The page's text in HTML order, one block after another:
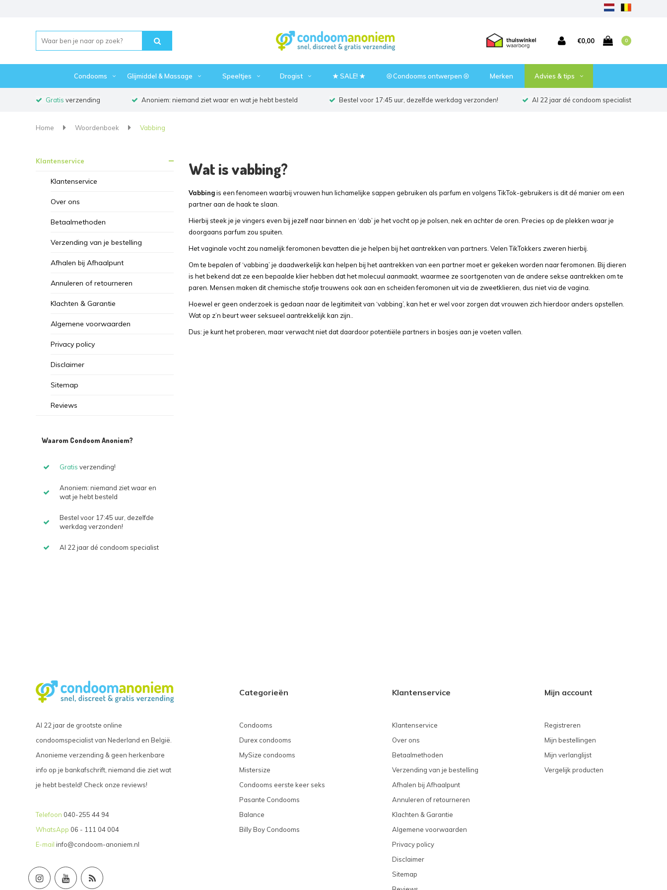
€0,00 0
Condooms Glijmiddel & Massage Speeltjes Drogist ★ SALE! ★ ⦾ Condooms ontwerpen ⦾ Merken Advies & tips
Gratis verzending Anoniem: niemand ziet waar en wat je hebt besteld Bestel voor 17:45 uur, dezelfde werkdag verzonden! Al 22 jaar dé condoom specialist
Home Woordenboek Vabbing
Klantenservice
Klantenservice
Over ons
Betaalmethoden
Verzending van je bestelling
Afhalen bij Afhaalpunt
Annuleren of retourneren
Klachten & Garantie
Algemene voorwaarden
Privacy policy
Disclaimer
Sitemap
Reviews
Waarom Condoom Anoniem?
Gratis verzending!
Anoniem: niemand ziet waar en
wat je hebt besteld
Bestel voor 17:45 uur, dezelfde
werkdag verzonden!
Al 22 jaar dé condoom specialist
Wat is vabbing?
Vabbingis een fenomeen waarbij vrouwen hun lichamelijke sappen gebruiken als parfum en volgens TikTok-gebruikers is dit dé manier om een
partner aan de haak te slaan.
Hierbij steek je je vingers even bij jezelf naar binnen en ‘dab’ je het vocht op je polsen, nek en achter de oren. Precies op de plekken waar je
doorgaans parfum zou spuiten.
Het vaginale vocht zou namelijk feromonen bevatten die je helpen bij het aantrekken van partners. Velen TikTokkers zweren hierbij.
Om te bepalen of ‘vabbing’ je daadwerkelijk kan helpen bij het aantrekken van een partner moet er gekeken worden naar feromonen. Bij dieren
is het bekend dat ze een bepaalde klier hebben dat het molecuul aanmaakt, waarmee ze soortgenoten van de andere sekse aantrekken om te
paren. Mensen maken dit chemische stofje trouwens ook aan en scheiden feromonen uit via de zweetklieren, dus niet via de vagina.
Hoewel er geen onderzoek is gedaan naar de legitimiteit van ‘vabbing’, kan het er wel voor zorgen dat vrouwen zich hierdoor anders opstellen.
Wat op z’n beurt weer seksueel aantrekkelijk kan zijn..
Dus: je kunt het proberen, maar verwacht niet dat daardoor potentiële partners in bosjes aan je voeten vallen.
Al 22 jaar de grootste online
condoomspecialist van Nederland en België.
Anonieme verzending & geen herkenbare
info op je bankafschrift, niemand die ziet wat
je hebt besteld! Check onze reviews!
Telefoon 040-255 44 94
WhatsApp 06 - 111 04 004
E-mail info@condoom-anoniem.nl
Categorieën
Condooms
Durex condooms
MySize condooms
Mistersize
Condooms eerste keer seks
Pasante Condooms
Balance
Billy Boy Condooms
Klantenservice
Klantenservice
Over ons
Betaalmethoden
Verzending van je bestelling
Afhalen bij Afhaalpunt
Annuleren of retourneren
Klachten & Garantie
Algemene voorwaarden
Privacy policy
Disclaimer
Sitemap
Mijn account
Registreren
Mijn bestellingen
Mijn verlanglijst
Vergelijk producten